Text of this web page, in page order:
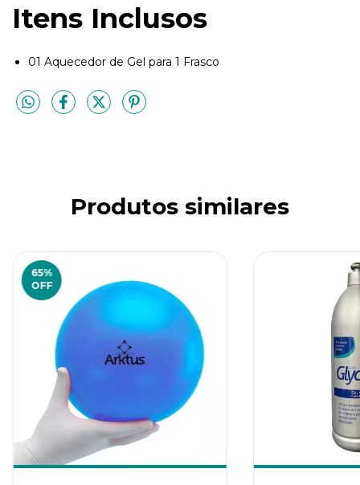
Itens Inclusos
01 Aquecedor de Gel para 1 Frasco
Produtos similares
65%
OFF